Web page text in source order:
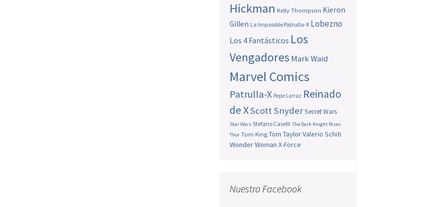
Hickman Kelly Thompson Kieron
Gillen La Imposible Patrulla-X Lobezno
Los 4 Fantásticos Los
Vengadores Mark Waid
Marvel Comics
Patrulla-X Pepe Larraz Reinado
de XScott SnyderSecret Wars
Star Wars Stefano Caselli The Dark Knight Rises
Thor Tom King Tom TaylorValerio Schiti
Wonder Woman X-Force
Nuestro Facebook